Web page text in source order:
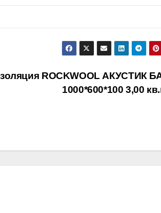
ROCKWOOL АКУСТИК
1000*600*100 3,00